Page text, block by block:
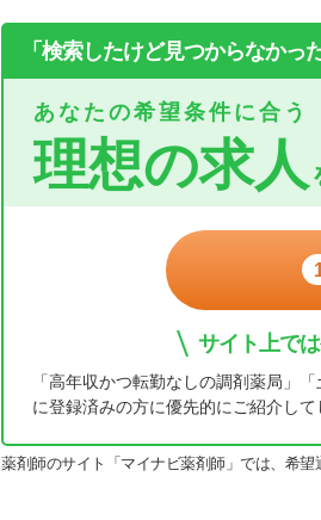
「検索したけど見つからなか
あなたの希望条件に合う
理想の求
サイト上で
「高年収かつ転勤なしの調剤薬局」
に登録済みの方に優先的にご紹介し
薬剤師のサイト「マイナビ薬剤師」では、希